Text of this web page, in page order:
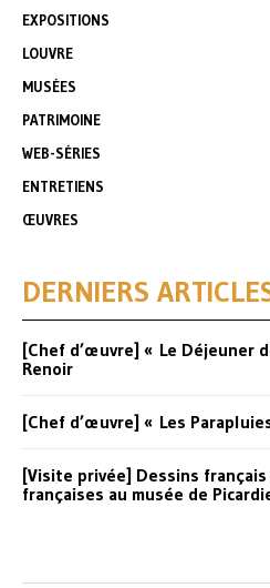
EXPOSITIONS
LOUVRE
MUSÉES
PATRIMOINE
WEB-SÉRIES
ENTRETIENS
ŒUVRES
DERNIERS
[Chef d’œuvre] « Le Déjeuner
Renoir
[Chef d’œuvre] « Les
[Visite privée] Dessins
françaises au musée de